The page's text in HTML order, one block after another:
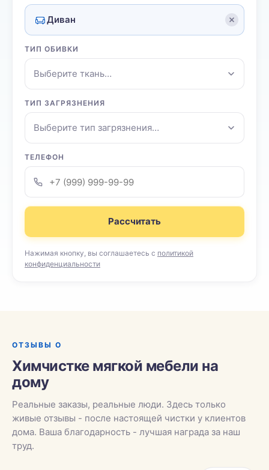
Диван
ТИП ОБИВКИ
Выберите ткань…
ТИП ЗАГРЯЗНЕНИЯ
Выберите тип загрязнения…
ТЕЛЕФОН
Рассчитать
Нажимая кнопку, вы соглашаетесь с политикой
конфиденциальности
ОТЗЫВЫ О
Химчистке мягкой мебели на
дому
Реальные заказы, реальные люди. Здесь только
живые отзывы - после настоящей чистки у клиентов
дома. Ваша благодарность - лучшая награда за наш
труд.